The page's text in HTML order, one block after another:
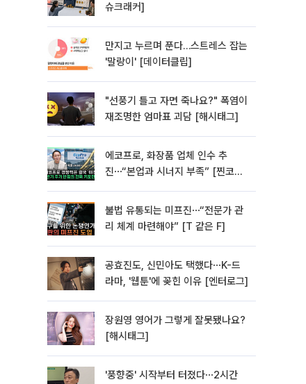
슈크래커]
만지고 누르며 푼다…스트레스 잡는
'말랑이' [데이터클립]
"선풍기 틀고 자면 죽나요?" 폭염이
재조명한 엄마표 괴담 [해시태그]
에코프로, 화장품 업체 인수 추
진⋯“본업과 시너지 부족” [찐코노
불법 유통되는 미프진⋯“전문가 관
리 체계 마련해야” [T 같은 F]
공효진도, 신민아도 택했다⋯K-드
라마, '웹툰'에 꽂힌 이유 [엔터로그]
장원영 영어가 그렇게 잘못됐나요?
[해시태그]
'풍향중' 시작부터 터졌다⋯2시간